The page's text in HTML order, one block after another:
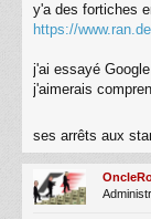
e
s
a
g
e
y'a des fortiches
https://
j'ai essayé
j'aimerais
ses arrêts aux